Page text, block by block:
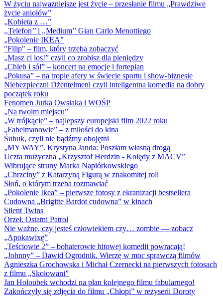
W życiu najważniejsze jest życie – przesłanie filmu „Prawdziwe
życie aniołów”
„Kobieta z …”
,,Telefon’’ i ,,Medium’’ Gian Carlo Menottiego
„Pokolenie IKEA”
"Filip" – film, który trzeba zobaczyć
„Masz ci los!” czyli co zrobisz dla pieniędzy
„Chleb i sól” – koncert na emocje i fortepian
„Pokusa” – na tropie afery w świecie sportu i show-biznesie
Niebezpieczni Dżentelmeni czyli inteligentna komedia na dobry
początek roku
Fenomen Jurka Owsiaka i WOŚP
„Na twoim miejscu”
„W trójkącie” – najlepszy europejski film 2022 roku
„Fabelmanowie” – z miłości do kina
Śubuk, czyli nie bądźmy obojętni
„MY WAY”. Krystyna Janda: Poszłam własną drogą
Uczta muzyczna „Krzysztof Herdzin - Kolędy z MACV”
Wibrujące struny Marka Napiórkowskiego
„Chrzciny” z Katarzyną Figurą w znakomitej roli
Słoń, o którym trzeba rozmawiać
„Pokolenie Ikea” – pierwsze fotosy z ekranizacji bestsellera
Cudowna „Brigitte Bardot cudowna” w kinach
Silent Twins
Orzeł. Ostatni Patrol
Nie ważne, czy jesteś człowiekiem czy… zombie — zobacz
„Apokawixę”
„Teściowie 2” – bohaterowie hitowej komedii powracają!
„Johnny” – Dawid Ogrodnik. Wierzę w moc sprawczą filmów
Agnieszka Grochowska i Michał Czernecki na pierwszych fotosach
z filmu „Skołowani”
Jan Holoubek wchodzi na plan kolejnego filmu fabularnego!
Zakończyły się zdjęcia do filmu „Chłopi” w reżyserii Doroty